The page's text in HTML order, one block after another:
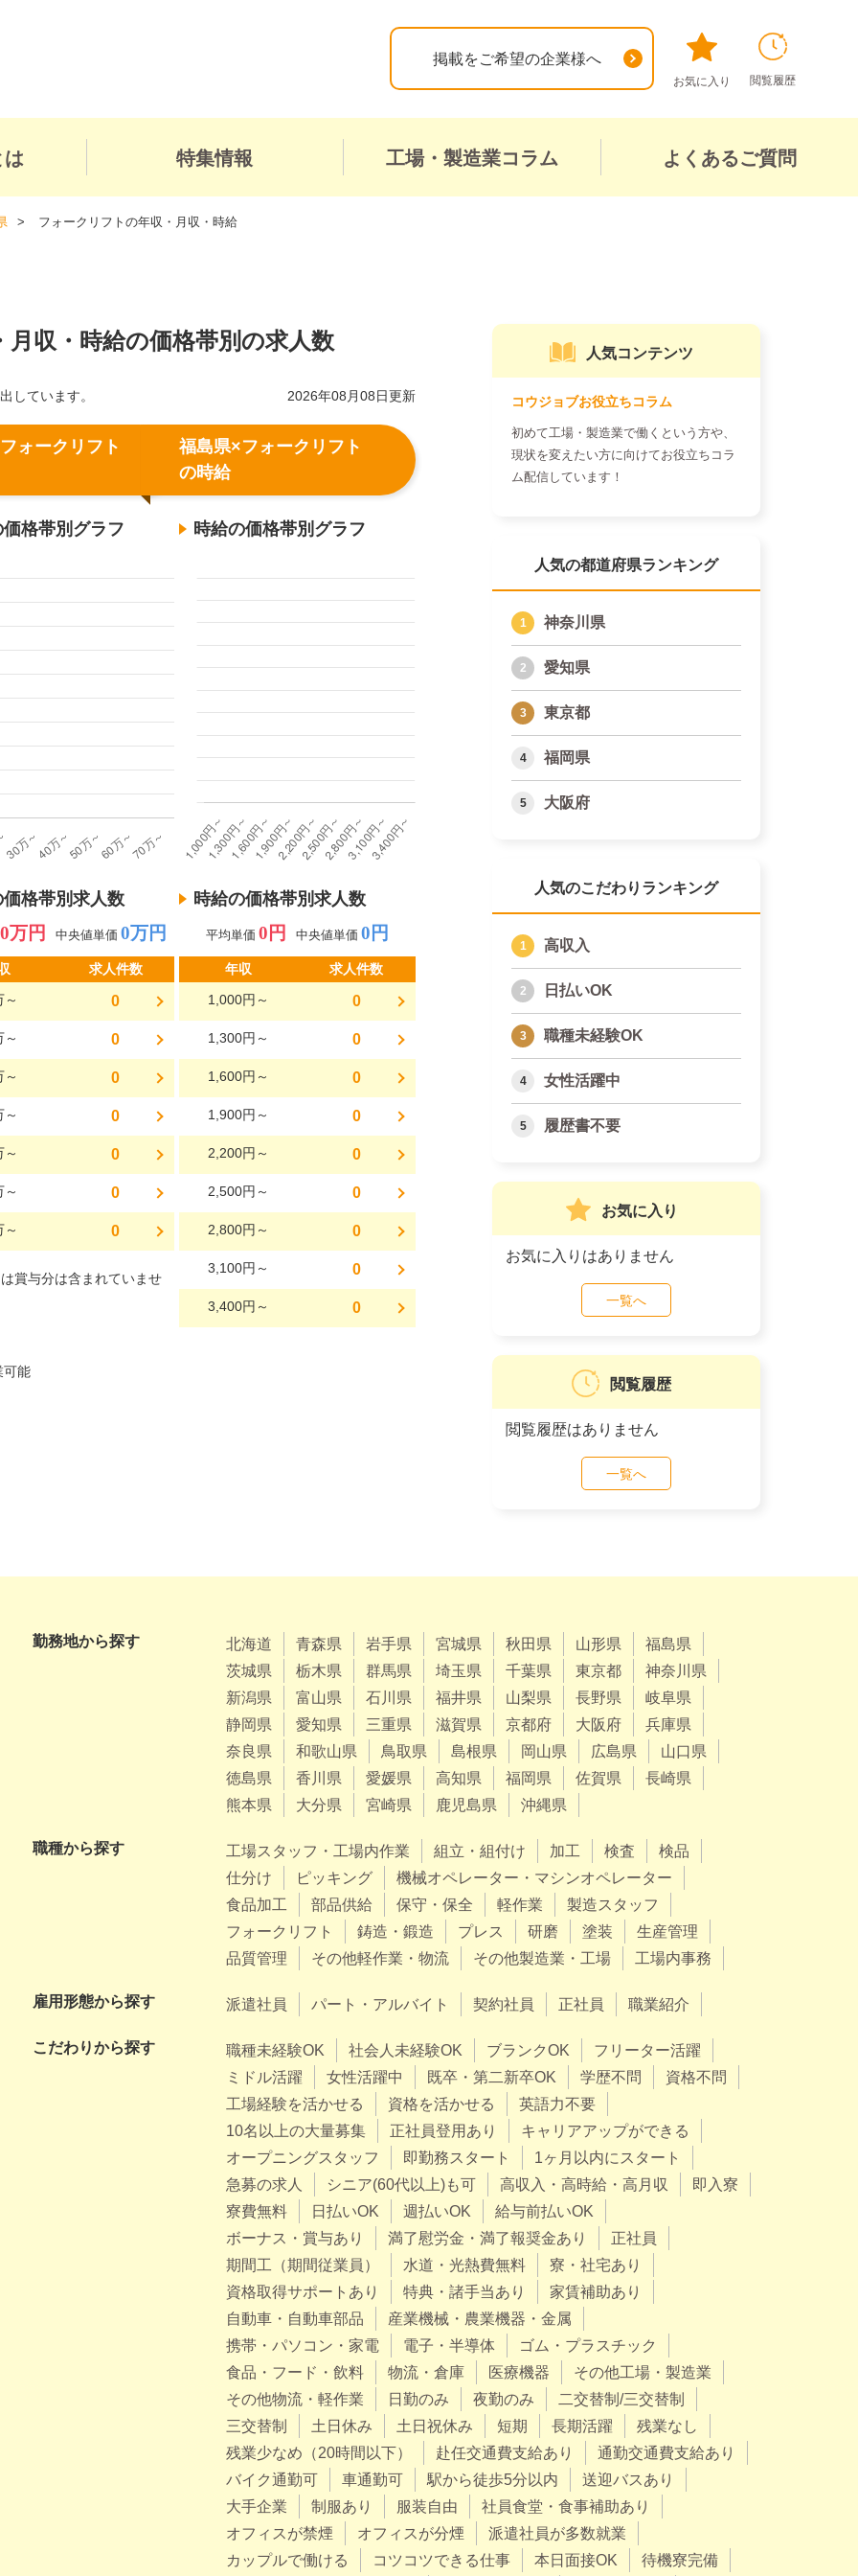
掲載をご希望の企業様へ
お気に入り 閲覧履歴
は 特集情報 工場・製造業コラム よくあるご質問
フォークリフトの年収・月収・時給
収・時給の価格帯別の求人数
2026年08月08日更新
しています。
ォークリフト
格帯別グラフ
格帯別求人数
0万円 中央値単価 0万円
求人件数
～
0
～ 0
～ 0
～ 0
～ 0
～ 0
～ 0
賞与分は含まれていませ
福島県×フォークリフト
の時給
時給の価格帯別グラフ
時給の価格帯別求人数
平均単価 0円 中央値単価 0円
年収
求人件数
1,000円～
0
1,300円～ 0
1,600円～ 0
1,900円～ 0
2,200円～ 0
2,500円～ 0
2,800円～ 0
3,100円～ 0
3,400円～ 0
人気コンテンツ
コウジョブお役立ちコラム
初めて工場・製造業で働くという方や、
現状を変えたい方に向けてお役立ちコラ
ム配信しています！
人気の都道府県ランキング
神奈川県
愛知県
東京都
福岡県
大阪府
人気のこだわりランキング
高収入
日払いOK
職種未経験OK
女性活躍中
履歴書不要
お気に入り
お気に入りはありません
一覧へ
閲覧履歴
閲覧履歴はありません
一覧へ
勤務地から探す 北海道 青森県 岩手県 宮城県 秋田県 山形県
福島県
茨城県
栃木県 群馬県 埼玉県 千葉県 東京都
神奈川県
新潟県
富山県 石川県 福井県 山梨県 長野県
岐阜県
静岡県
愛知県 三重県 滋賀県 京都府 大阪府
兵庫県
奈良県
和歌山県 鳥取県 島根県 岡山県 広島県
山口県
徳島県
香川県 愛媛県 高知県 福岡県 佐賀県
長崎県
熊本県
大分県 宮崎県 鹿児島県 沖縄県
職種から探す 工場スタッフ・工場内作業 組立・組付け 加工 検査
検品
仕分け
ピッキング
機械オペレーター・マシンオペレーター
食品加工
部品供給 保守・保全 軽作業
製造スタッフ
フォークリフト
鋳造・鍛造 プレス 研磨 塗装
生産管理
品質管理
その他軽作業・物流 その他製造業・工場 工場内事務
雇用形態から探す 派遣社員 パート・アルバイト 契約社員 正社員 職業紹介
こだわりから探す 職種未経験OK 社会人未経験OK ブランクOK
フリーター活躍
ミドル活躍
女性活躍中 既卒・第二新卒OK 学歴不問
資格不問
工場経験を活かせる
資格を活かせる
英語力不要
10名以上の大量募集
正社員登用あり
キャリアアップができる
オープニングスタッフ
即勤務スタート
1ヶ月以内にスタート
急募の求人
シニア(60代以上)も可 高収入・高時給・高月収
即入寮
寮費無料
日払いOK 週払いOK
給与前払いOK
ボーナス・賞与あり
満了慰労金・満了報奨金あり
正社員
期間工（期間従業員）
水道・光熱費無料
寮・社宅あり
資格取得サポートあり
特典・諸手当あり
家賃補助あり
自動車・自動車部品
産業機械・農業機器・金属
携帯・パソコン・家電
電子・半導体
ゴム・プラスチック
食品・フード・飲料
物流・倉庫 医療機器
その他工場・製造業
その他物流・軽作業
日勤のみ 夜勤のみ
二交替制/三交替制
三交替制
土日休み 土日祝休み 短期 長期活躍
残業なし
残業少なめ（20時間以下）
赴任交通費支給あり
通勤交通費支給あり
バイク通勤可
車通勤可 駅から徒歩5分以内
送迎バスあり
大手企業
制服あり 服装自由
社員食堂・食事補助あり
オフィスが禁煙
オフィスが分煙
派遣社員が多数就業
カップルで働ける
コツコツできる仕事 本日面接OK 待機寮完備